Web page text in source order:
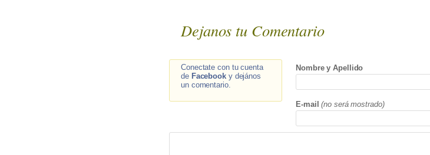
Dejanos tu Comentario
Conectate con tu cuenta
de Facebooky dejános
un comentario.
Nombre y Apellido
E-mail (no será mostrado)